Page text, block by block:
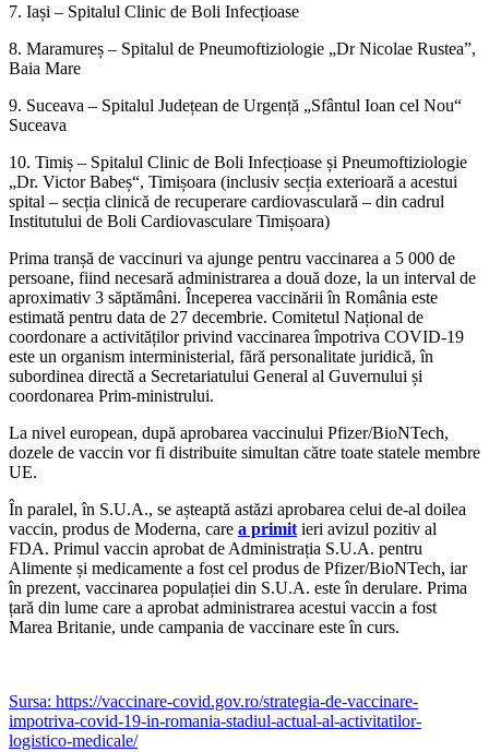
7. Iași – Spitalul Clinic de Boli Infecțioase
8. Maramureș – Spitalul de Pneumoftiziologie „Dr Nicolae Rustea”,
Baia Mare
9. Suceava – Spitalul Județean de Urgență „Sfântul Ioan cel Nou“
Suceava
10. Timiș – Spitalul Clinic de Boli Infecțioase și Pneumoftiziologie
„Dr. Victor Babeș“, Timișoara (inclusiv secția exterioară a acestui
spital – secția clinică de recuperare cardiovasculară – din cadrul
Institutului de Boli Cardiovasculare Timișoara)
Prima tranșă de vaccinuri va ajunge pentru vaccinarea a 5 000 de
persoane, fiind necesară administrarea a două doze, la un interval de
aproximativ 3 săptămâni. Începerea vaccinării în România este
estimată pentru data de 27 decembrie. Comitetul Național de
coordonare a activităților privind vaccinarea împotriva COVID-19
este un organism interministerial, fără personalitate juridică, în
subordinea directă a Secretariatului General al Guvernului și
coordonarea Prim-ministrului.
La nivel european, după aprobarea vaccinului Pfizer/BioNTech,
dozele de vaccin vor fi distribuite simultan către toate statele membre
UE.
În paralel, în S.U.A., se așteaptă astăzi aprobarea celui de-al doilea
vaccin, produs de Moderna, care a primit ieri avizul pozitiv al
FDA. Primul vaccin aprobat de Administrația S.U.A. pentru
Alimente și medicamente a fost cel produs de Pfizer/BioNTech, iar
în prezent, vaccinarea populației din S.U.A. este în derulare. Prima
țară din lume care a aprobat administrarea acestui vaccin a fost
Marea Britanie, unde campania de vaccinare este în curs.
Sursa: https://vaccinare-covid.gov.ro/strategia-de-vaccinare-
impotriva-covid-19-in-romania-stadiul-actual-al-activitatilor-
logistico-medicale/